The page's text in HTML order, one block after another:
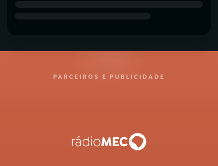
PARCEIROS E PUBLICIDADE